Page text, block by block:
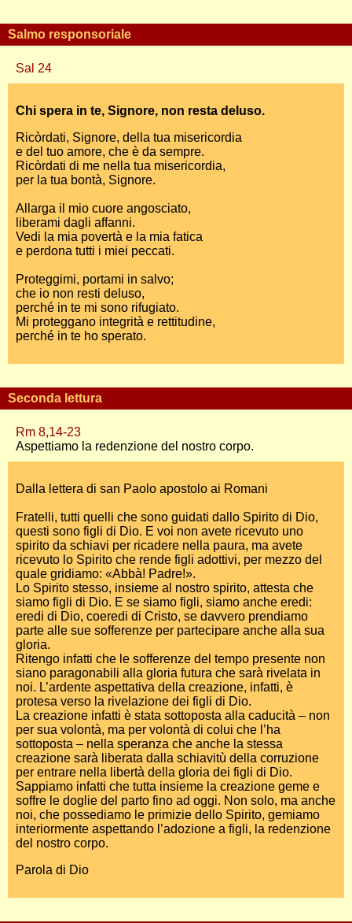
Salmo responsoriale
Sal 24
Chi spera in te, Signore, non resta deluso.
Ricòrdati, Signore, della tua misericordia
e del tuo amore, che è da sempre.
Ricòrdati di me nella tua misericordia,
per la tua bontà, Signore.
Allarga il mio cuore angosciato,
liberami dagli affanni.
Vedi la mia povertà e la mia fatica
e perdona tutti i miei peccati.
Proteggimi, portami in salvo;
che io non resti deluso,
perché in te mi sono rifugiato.
Mi proteggano integrità e rettitudine,
perché in te ho sperato.
Seconda lettura
Rm 8,14-23
Aspettiamo la redenzione del nostro corpo.
Dalla lettera di san Paolo apostolo ai Romani
Fratelli, tutti quelli che sono guidati dallo Spirito di Dio,
questi sono figli di Dio. E voi non avete ricevuto uno
spirito da schiavi per ricadere nella paura, ma avete
ricevuto lo Spirito che rende figli adottivi, per mezzo del
quale gridiamo: «Abbà! Padre!».
Lo Spirito stesso, insieme al nostro spirito, attesta che
siamo figli di Dio. E se siamo figli, siamo anche eredi:
eredi di Dio, coeredi di Cristo, se davvero prendiamo
parte alle sue sofferenze per partecipare anche alla sua
gloria.
Ritengo infatti che le sofferenze del tempo presente non
siano paragonabili alla gloria futura che sarà rivelata in
noi. L’ardente aspettativa della creazione, infatti, è
protesa verso la rivelazione dei figli di Dio.
La creazione infatti è stata sottoposta alla caducità – non
per sua volontà, ma per volontà di colui che l’ha
sottoposta – nella speranza che anche la stessa
creazione sarà liberata dalla schiavitù della corruzione
per entrare nella libertà della gloria dei figli di Dio.
Sappiamo infatti che tutta insieme la creazione geme e
soffre le doglie del parto fino ad oggi. Non solo, ma anche
noi, che possediamo le primizie dello Spirito, gemiamo
interiormente aspettando l’adozione a figli, la redenzione
del nostro corpo.
Parola di Dio